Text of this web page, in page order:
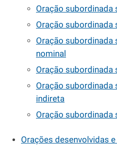
Oração subordinada
Oração
Oração
nominal
Oração
Oração
indireta
Oração
Orações desenvolvidas